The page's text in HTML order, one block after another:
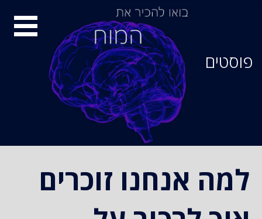
פוסטים
למה אנחנו זוכרים